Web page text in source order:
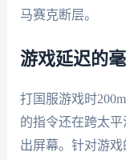
马赛克断层。
游戏延迟的
打国服游戏时
的指令还在跨太
出屏幕。针对游